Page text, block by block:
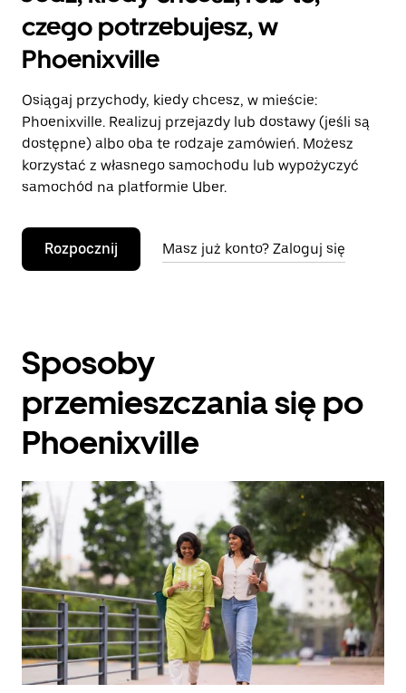
czego potrzebujesz, w
Phoenixville
Osiągaj przychody, kiedy chcesz, w mieście:
Phoenixville. Realizuj przejazdy lub dostawy (jeśli są
dostępne) albo oba te rodzaje zamówień. Możesz
korzystać z własnego samochodu lub wypożyczyć
samochód na platformie Uber.
Rozpocznij Masz już konto? Zaloguj się
Sposoby
przemieszczania się po
Phoenixville